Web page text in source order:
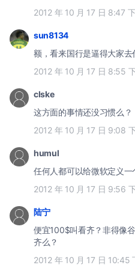
2012 年 10 月 17 日 8:47
sun8134
额，看来国行是逼得大家去
2012 年 10 月 17 日 8:55
clske
这方面的事情还没习惯么？
2012 年 10 月 17 日 9:08
humul
任何人都可以给微软定义一
2012 年 10 月 17 日 9:56
陆宁
便宜100$叫看齐？非得像
齐么？
2012 年 10 月 17 日 10:45